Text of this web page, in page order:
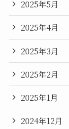
2025年5月
2025年4月
2025年3月
2025年2月
2025年1月
2024年12月